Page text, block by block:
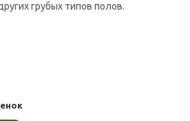
грубых типов полов.